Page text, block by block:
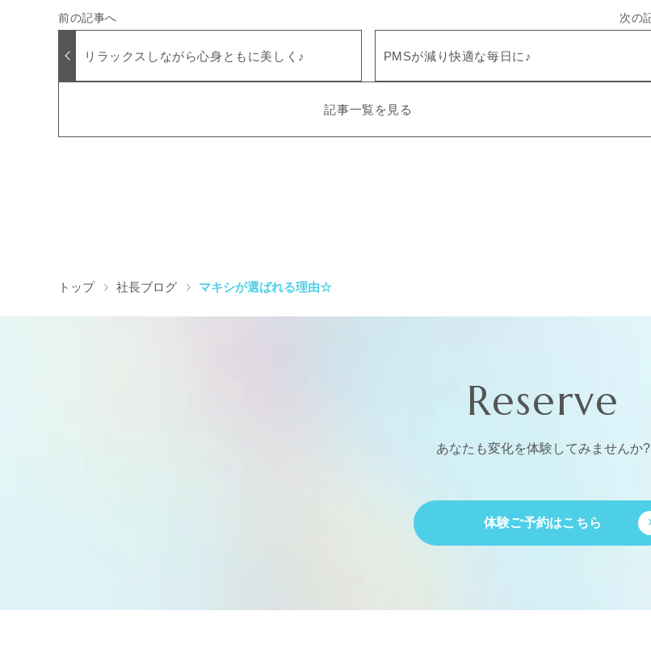
リラックスしながら心身ともに美しく♪ PMSが減り快適な毎日に♪
記事一覧を見る
トップ 社長ブログ マキシが選ばれる理由☆
Reserve
あなたも変化を体験してみませんか?
体験ご予約はこちら